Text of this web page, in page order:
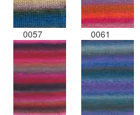
0057 0061